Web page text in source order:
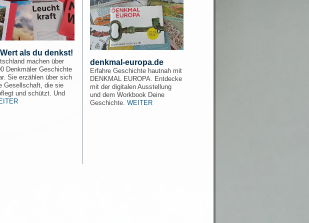
als du denkst!
machen über
Denkmäler Geschichte
Sie erzählen über sich
Gesellschaft, die sie
und schützt. Und
denkmal-europa.de
Erfahre Geschichte hautnah mit
DENKMAL EUROPA. Entdecke
mit der digitalen Ausstellung
und dem Workbook Deine
Geschichte. WEITER